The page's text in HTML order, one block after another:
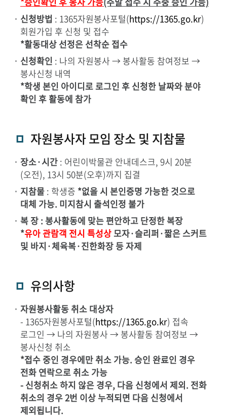
신청방법 : 1365자원봉사포털(https://1365.go.kr)
회원가입 후 신청 및 접수
*활동대상 선정은 선착순 접수
신청확인 : 나의 자원봉사 → 봉사활동 참여정보 →
봉사신청 내역
*학생 본인 아이디로 로그인 후 신청한 날짜와 분야
확인 후 활동에 참가
자원봉사자 모임 장소 및 지참물
장소·시간 : 어린이박물관 안내데스크, 9시 20분
(오전), 13시 50분(오후)까지 집결
지참물 : 학생증 *없을 시 본인증명 가능한 것으로
대체 가능. 미지참시 출석인정 불가
복 장 : 봉사활동에 맞는 편안하고 단정한 복장
*유아 관람객 전시 특성상 모자·슬리퍼·짧은 스커트
및 바지·체육복·진한화장 등 자제
유의사항
자원봉사활동 취소 대상자
- 1365자원봉사포털(https://1365.go.kr) 접속
로그인 → 나의 자원봉사 → 봉사활동 참여정보 →
봉사신청 취소
*접수 중인 경우에만 취소 가능. 승인 완료인 경우
전화 연락으로 취소 가능
- 신청취소 하지 않은 경우, 다음 신청에서 제외. 전화
취소의 경우 2번 이상 누적되면 다음 신청에서
제외됩니다.